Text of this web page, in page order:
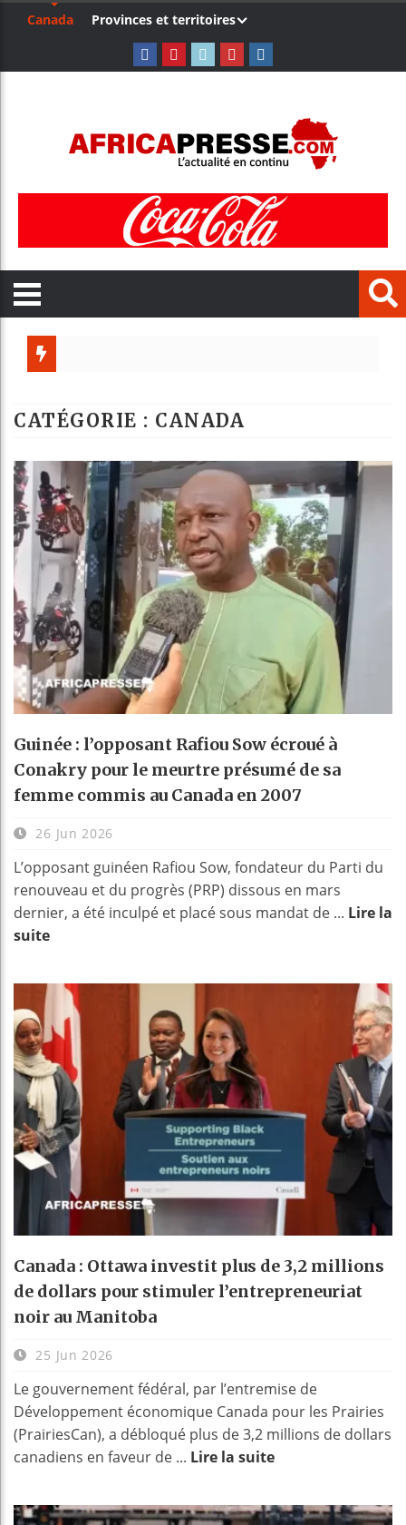
Canada Provinces et territoires
Tunisie : la
Ceuta :
CATÉGORIE : CANADA
Guinée : l’opposant Rafiou Sow écroué à
Conakry pour le meurtre présumé de sa
femme commis au Canada en 2007
26 Jun 2026
L’opposant guinéen Rafiou Sow, fondateur du Parti du
renouveau et du progrès (PRP) dissous en mars
dernier, a été inculpé et placé sous mandat de ... Lire la
suite
Canada : Ottawa investit plus de 3,2 millions
de dollars pour stimuler l’entrepreneuriat
noir au Manitoba
25 Jun 2026
Le gouvernement fédéral, par l’entremise de
Développement économique Canada pour les Prairies
(PrairiesCan), a débloqué plus de 3,2 millions de dollars
canadiens en faveur de ... Lire la suite